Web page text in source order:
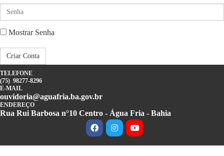
Insira
uma
Mostrar Senha
Criar Conta
TELEFONE
(75) 98277-8296
E-MAIL
ouvidoria@aguafria.ba.gov.br
ENDEREÇO
Rua Rui Barbosa n°10 Centro - Água Fria - Bahia